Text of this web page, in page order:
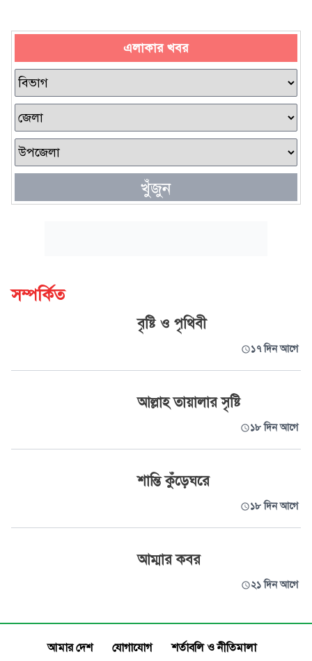
এলাকার খবর
খুঁজুন
সম্পর্কিত
বৃষ্টি ও পৃথিবী
১৭ দিন আগে
আল্লাহ তায়ালার সৃষ্টি
১৮ দিন আগে
শান্তি কুঁড়েঘরে
১৮ দিন আগে
আম্মার কবর
২১ দিন আগে
আমার দেশ যোগাযোগ
শর্তাবলি ও নীতিমালা